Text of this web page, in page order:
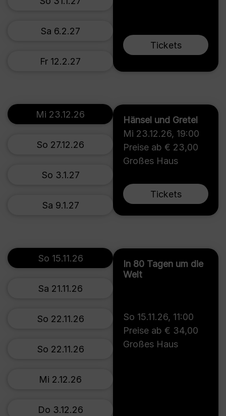
Tickets
Sa 6.2.27
Fr 12.2.27
Hänsel und Gretel
Mi 23.12.26, 19:00
Preise ab € 23,00
Großes Haus
Tickets
Mi 23.12.26
So 27.12.26
So 3.1.27
Sa 9.1.27
In 80 Tagen um die
Welt
So 15.11.26, 11:00
Preise ab € 34,00
Großes Haus
So 15.11.26
Sa 21.11.26
So 22.11.26
So 22.11.26
Mi 2.12.26
Do 3.12.26